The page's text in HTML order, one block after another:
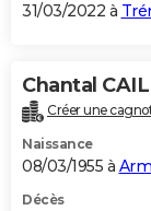
31/03/2022 à
Chantal
Créer une
Naissance
08/03/1955 à
Décès